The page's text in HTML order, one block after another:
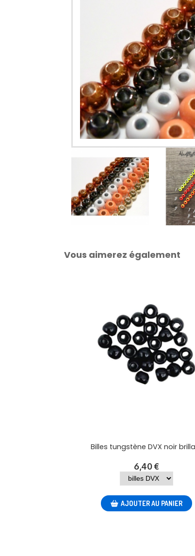
Vous aimerez également
Billes tungstène DVX noir
6,40€
AJOUTER AU PANIER